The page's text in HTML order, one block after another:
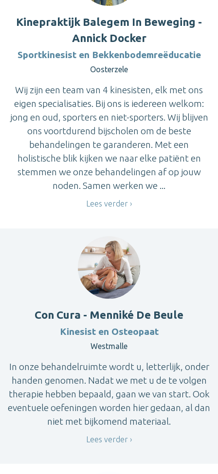
Kinepraktijk Balegem In Beweging -
Annick Docker
Sportkinesist en Bekkenbodemreëducatie
Oosterzele
Wij zijn een team van 4 kinesisten, elk met ons
eigen specialisaties. Bij ons is iedereen welkom:
jong en oud, sporters en niet-sporters. Wij blijven
ons voortdurend bijscholen om de beste
behandelingen te garanderen. Met een
holistische blik kijken we naar elke patiënt en
stemmen we onze behandelingen af op jouw
noden. Samen werken we ...
Lees verder
Con Cura - Menniké De Beule
Kinesist en Osteopaat
Westmalle
In onze behandelruimte wordt u, letterlijk, onder
handen genomen. Nadat we met u de te volgen
therapie hebben bepaald, gaan we van start. Ook
eventuele oefeningen worden hier gedaan, al dan
niet met bijkomend materiaal.
Lees verder